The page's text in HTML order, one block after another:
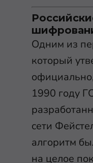
Одним из
который
1990 году
сети
алгоритм
на целое